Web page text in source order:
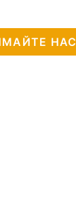
НАС